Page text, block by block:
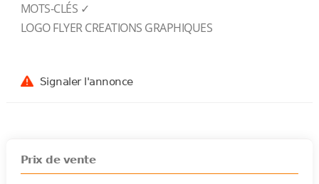
MOTS-CLÉS ✓
LOGO FLYER CREATIONS GRAPHIQUES
Signaler l'annonce
Prix de vente